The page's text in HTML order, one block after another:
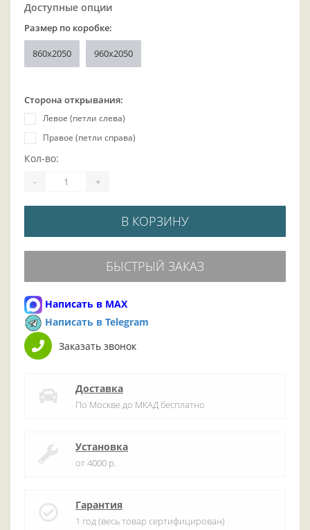
Доступные опции
Размер по коробке:
860x2050 960x2050
Сторона открывания:
Левое (петли слева)
Правое (петли справа)
Кол-во:
- +
В КОРЗИНУ
БЫСТРЫЙ ЗАКАЗ
Написать в MAX
Написать в Telegram
Заказать звонок
Доставка
По Москве до МКАД бесплатно
Установка
от 4000 р.
Гарантия
1 год (весь товар сертифицирован)